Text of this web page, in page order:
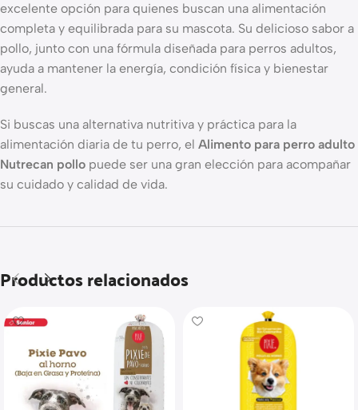
excelente opción para quienes buscan una alimentación
completa y equilibrada para su mascota. Su delicioso sabor a
pollo, junto con una fórmula diseñada para perros adultos,
ayuda a mantener la energía, condición física y bienestar
general.
Si buscas una alternativa nutritiva y práctica para la
alimentación diaria de tu perro, el Alimento para perro adulto
Nutrecan pollo puede ser una gran elección para acompañar
su cuidado y calidad de vida.
Productos relacionados